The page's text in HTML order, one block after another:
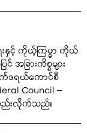
းနှင့် ကိုယ့်ကြမ္မာ ကိုယ်
ခြားကိစ္စများ
က်ဒရယ်ကောင်စီ
Council –
စည်းလိုက်သည်။